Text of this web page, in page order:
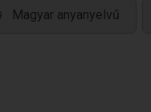
Magyar anyanyelvű